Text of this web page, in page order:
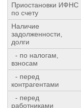
Приостановки ИФНС
по счету
Наличие
задолженности,
долги
- по налогам,
взносам
- перед
контрагентами
- перед
работниками